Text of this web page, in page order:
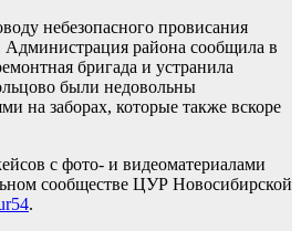
небезопасного провисания
Администрация района сообщила в
бригада и устранила
были недовольны
на заборах, которые также вскоре
с фото- и видеоматериалами
сообществе ЦУР Новосибирской
.